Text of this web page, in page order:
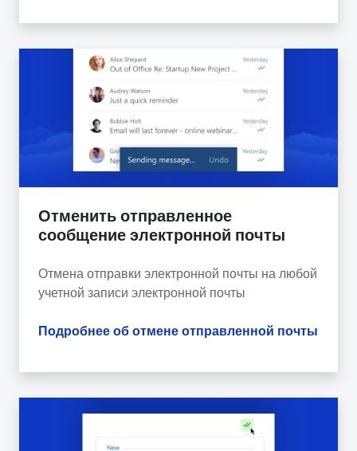
Отменить отправленное
сообщение электронной почты
Отмена отправки электронной почты на любой
учетной записи электронной почты
Подробнее об отмене отправленной почты